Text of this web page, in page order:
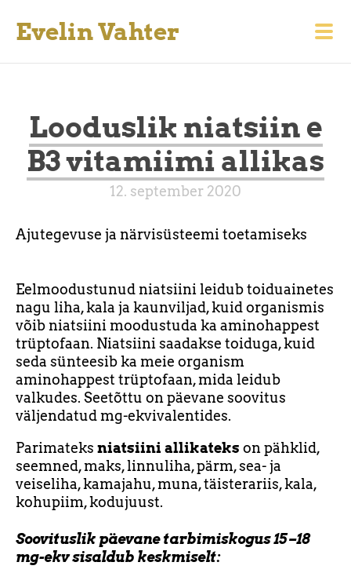
Evelin Vahter
Looduslik niatsiin e
B3 vitamiimi allikas
12. september 2020
Ajutegevuse ja närvisüsteemi toetamiseks
Eelmoodustunud niatsiini leidub toiduainetes
nagu liha, kala ja kaunviljad, kuid organismis
võib niatsiini moodustuda ka aminohappest
trüptofaan. Niatsiini saadakse toiduga, kuid
seda sünteesib ka meie organism
aminohappest trüptofaan, mida leidub
valkudes. Seetõttu on päevane soovitus
väljendatud mg-ekvivalentides.
Parimateks niatsiini allikateks on pähklid,
seemned, maks, linnuliha, pärm, sea- ja
veiseliha, kamajahu, muna, täisterariis, kala,
kohupiim, kodujuust.
Soovituslik päevane tarbimiskogus 15–18
mg-ekv sisaldub keskmiselt: